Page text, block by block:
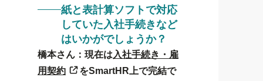
紙と表計算ソフトで対応
していた入社手続きなど
はいかがでしょうか？
橋本さん：現在は 入社手続き・雇
用契約
をSmartHR上で完結で